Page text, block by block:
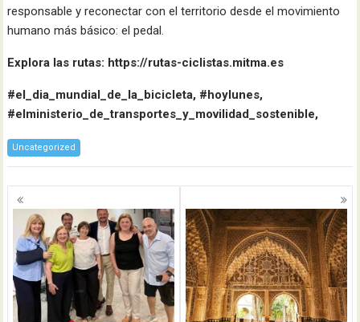
responsable y reconectar con el territorio desde el movimiento
humano más básico: el pedal.
Explora las rutas: https://rutas-ciclistas.mitma.es
#el_dia_mundial_de_la_bicicleta, #hoylunes,
#elministerio_de_transportes_y_movilidad_sostenible,
Uncategorized
Navegación
de
entradas